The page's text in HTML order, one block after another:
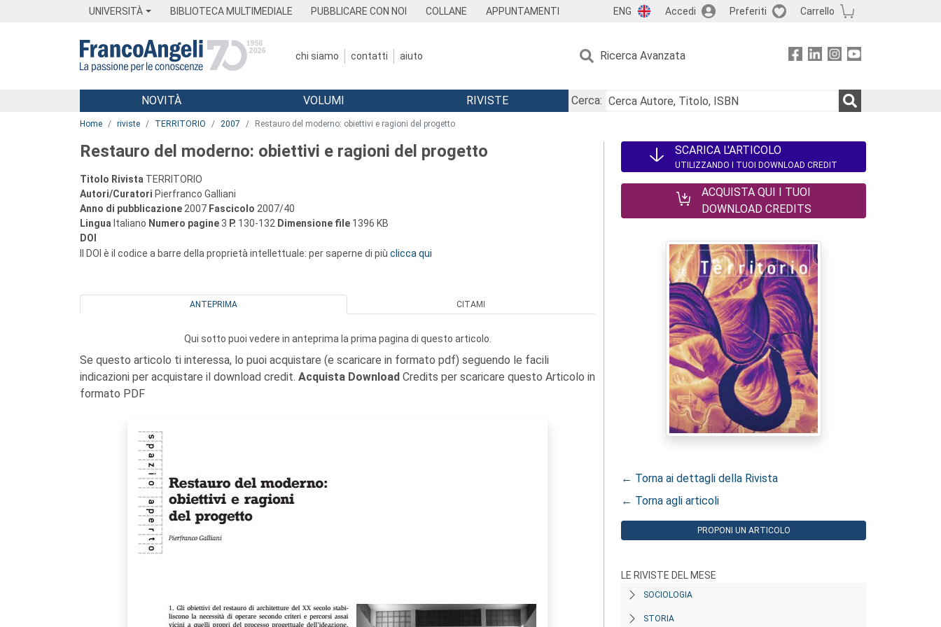
UNIVERSITÀ BIBLIOTECA MULTIMEDIALE PUBBLICARE CON NOI COLLANE APPUNTAMENTI ENG Accedi Preferiti Carrello
chi siamo contatti aiuto Ricerca Avanzata
Menu
NOVITÀ VOLUMI RIVISTE
Cerca:
Home riviste TERRITORIO 2007 Restauro del moderno: obiettivi e ragioni del progetto
Restauro del moderno: obiettivi e ragioni del progetto
Titolo Rivista TERRITORIO
Autori/Curatori Pierfranco Galliani
Anno di pubblicazione 2007 Fascicolo 2007/40
Lingua Italiano Numero pagine 3 P. 130-132 Dimensione file 1396 KB
DOI
Il DOI è il codice a barre della proprietà intellettuale: per saperne di più clicca qui
ANTEPRIMA CITAMI
Qui sotto puoi vedere in anteprima la prima pagina di questo articolo.
Se questo articolo ti interessa, lo puoi acquistare (e scaricare in formato pdf) seguendo le facili
indicazioni per acquistare il download credit. Acquista Download Credits per scaricare questo Articolo in
formato PDF
SCARICA L'ARTICOLO
UTILIZZANDO I TUOI DOWNLOAD CREDIT
ACQUISTA QUI I TUOI
DOWNLOAD CREDITS
← Torna ai dettagli della Rivista
← Torna agli articoli
PROPONI UN ARTICOLO
LE RIVISTE DEL MESE
SOCIOLOGIA
STORIA